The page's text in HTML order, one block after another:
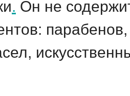
. Он не